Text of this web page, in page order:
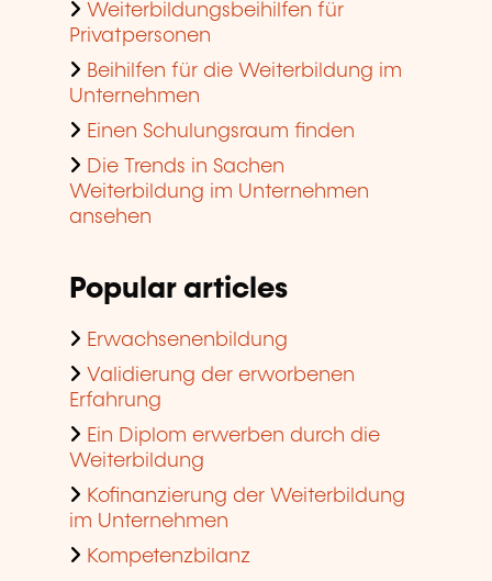
Weiterbildungsbeihilfen für
Privatpersonen
Beihilfen für die Weiterbildung im
Unternehmen
Einen Schulungsraum finden
Die Trends in Sachen
Weiterbildung im Unternehmen
ansehen
Popular articles
Erwachsenenbildung
Validierung der erworbenen
Erfahrung
Ein Diplom erwerben durch die
Weiterbildung
Kofinanzierung der Weiterbildung
im Unternehmen
Kompetenzbilanz